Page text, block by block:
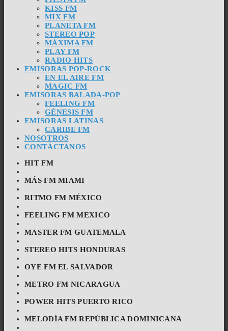
KISS FM
MIX FM
PLANETA FM
STEREO POP
MÁXIMA FM
PLAY FM
RADIO HITS
EMISORAS POP-ROCK
EN EL AIRE FM
MAGIC FM
EMISORAS BALADA-POP
FEELING FM
GÉNESIS FM
EMISORAS LATINAS
CARIBE FM
NOSOTROS
CONTÁCTANOS
HIT FM
MÁS FM MIAMI
RITMO FM MÉXICO
FEELING FM MEXICO
MASTER FM GUATEMALA
STEREO HITS HONDURAS
OYE FM EL SALVADOR
METRO FM NICARAGUA
POWER HITS PUERTO RICO
MELODÍA FM REPÚBLICA DOMINICANA